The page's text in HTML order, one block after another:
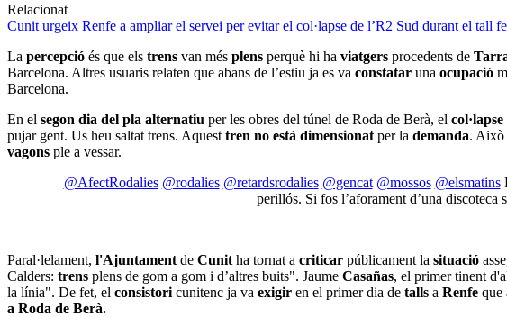
Relacionat
Cunit urgeix Renfe a ampliar el servei per evitar el col·lapse de l’R2 Sud durant el tall
La percepció és que els trens van més plens perquè hi ha viatgers procedents de
Barcelona. Altres usuaris relaten que abans de l’estiu ja es va constatar una ocupació
Barcelona.
En el segon dia del pla alternatiu per les obres del túnel de Roda de Berà, el col·lapse
pujar gent. Us heu saltat trens. Aquest tren no està dimensionat per la demanda. Això
vagons ple a vessar.
@AfectRodalies @rodalies @retardsrodalies @gencat @mossos @elsmatins
perillós. Si fos l’aforament d’una discoteca
—
Paral·lelament, l'Ajuntament de Cunit ha tornat a criticar públicament la situació
Calders: trens plens de gom a gom i d’altres buits". Jaume Casañas, el primer tinent
la línia". De fet, el consistori cunitenc ja va exigir en el primer dia de talls a Renfe que
a Roda de Berà.